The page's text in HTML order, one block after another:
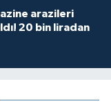
arazileri
20 bin liradan